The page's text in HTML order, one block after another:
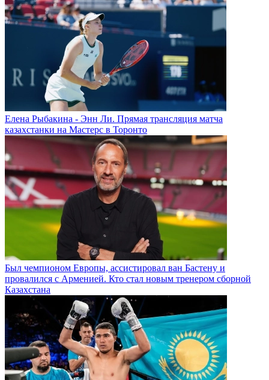
Елена Рыбакина - Энн Ли. Прямая трансляция матча
казахстанки на Мастерс в Торонто
Был чемпионом Европы, ассистировал ван Бастену и
провалился с Арменией. Кто стал новым тренером сборной
Казахстана